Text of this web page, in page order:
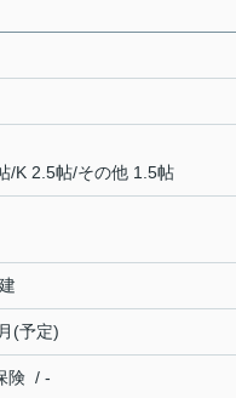
/K 2.5帖/その他 1.5帖
(予定)
険 / -